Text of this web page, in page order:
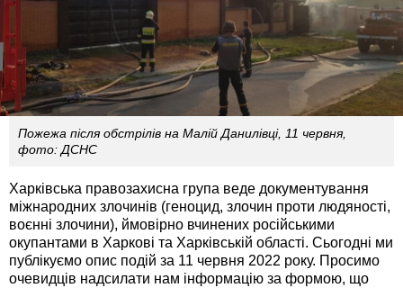
Пожежа після обстрілів на Малій Данилівці, 11 червня,
фото: ДСНС
Харківська правозахисна група веде документування
міжнародних злочинів (геноцид, злочин проти людяності,
воєнні злочини), ймовірно вчинених російськими
окупантами в Харкові та Харківській області. Сьогодні ми
публікуємо опис подій за 11 червня 2022 року. Просимо
очевидців надсилати нам інформацію за формою, що